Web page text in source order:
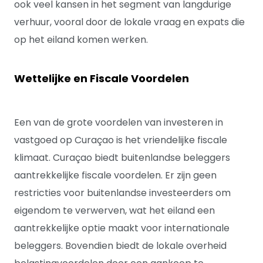
ook veel kansen in het segment van langdurige
verhuur, vooral door de lokale vraag en expats die
op het eiland komen werken.
Wettelijke en Fiscale Voordelen
Een van de grote voordelen van investeren in
vastgoed op Curaçao is het vriendelijke fiscale
klimaat. Curaçao biedt buitenlandse beleggers
aantrekkelijke fiscale voordelen. Er zijn geen
restricties voor buitenlandse investeerders om
eigendom te verwerven, wat het eiland een
aantrekkelijke optie maakt voor internationale
beleggers. Bovendien biedt de lokale overheid